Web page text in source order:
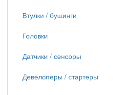
Втулки / бушинги
Головки
Датчики / сенсоры
Девелоперы / стартеры